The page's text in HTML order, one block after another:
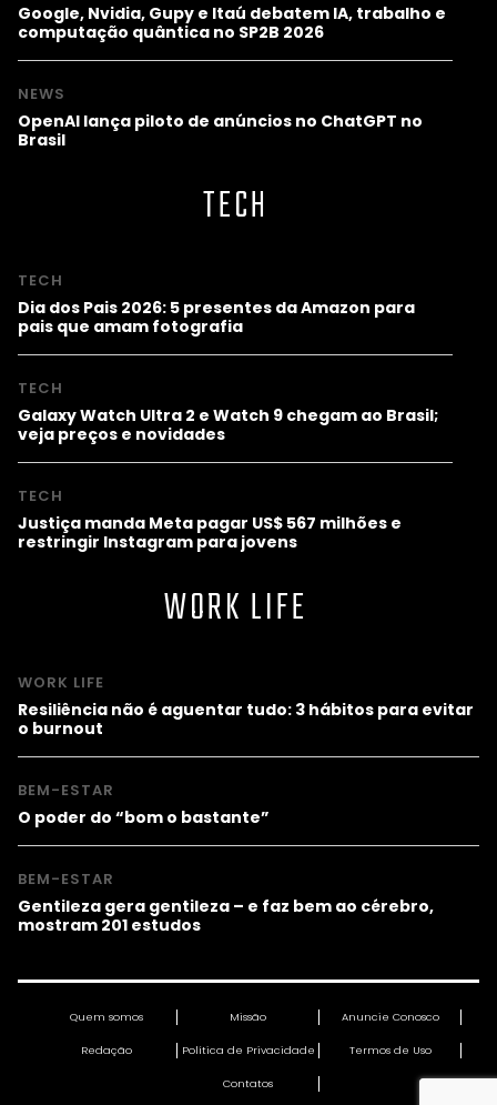
Google, Nvidia, Gupy e Itaú debatem IA, trabalho e
computação quântica no SP2B 2026
NEWS
OpenAI lança piloto de anúncios no ChatGPT no
Brasil
TECH
TECH
Dia dos Pais 2026: 5 presentes da Amazon para
pais que amam fotografia
TECH
Galaxy Watch Ultra 2 e Watch 9 chegam ao Brasil;
veja preços e novidades
TECH
Justiça manda Meta pagar US$ 567 milhões e
restringir Instagram para jovens
WORK LIFE
WORK LIFE
Resiliência não é aguentar tudo: 3 hábitos para evitar
o burnout
BEM-ESTAR
O poder do “bom o bastante”
BEM-ESTAR
Gentileza gera gentileza – e faz bem ao cérebro,
mostram 201 estudos
Quem somos Missão Anuncie Conosco
Redação Política de Privacidade Termos de Uso
Contatos